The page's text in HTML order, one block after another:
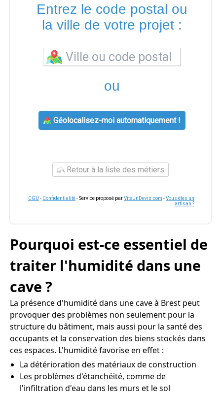
Entrez le code postal ou
la ville de votre projet :
ou
Géolocalisez-moi automatiquement !
Retour à la liste des métiers
CGU - Confidentialité- Service proposé parViteUnDevis.com -Vous êtes un
artisan ?
Pourquoi est-ce essentiel de
traiter l'humidité dans une
cave ?
La présence d'humidité dans une cave à Brest peut
provoquer des problèmes non seulement pour la
structure du bâtiment, mais aussi pour la santé des
occupants et la conservation des biens stockés dans
ces espaces. L'humidité favorise en effet :
La détérioration des matériaux de construction
Les problèmes d'étanchéité, comme de
l'infiltration d'eau dans les murs et le sol